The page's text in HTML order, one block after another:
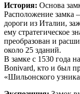
История: Основа
Расположение замка
дороги из Италии,
ему стратегическое
преобразован и
около 25 зданий.
В замке с 1530 года
Bonivard, кто и был
«Шильонского